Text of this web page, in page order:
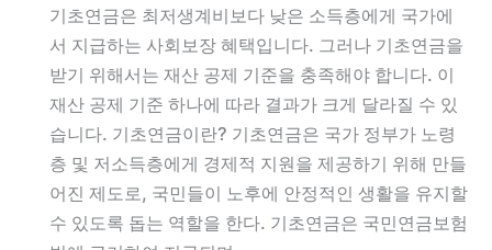
기초연금은 최저생계비보다 낮은 소득층에게 국가에
서 지급하는 사회보장 혜택입니다. 그러나 기초연금을
받기 위해서는 재산 공제 기준을 충족해야 합니다. 이
재산 공제 기준 하나에 따라 결과가 크게 달라질 수 있
습니다. 기초연금이란? 기초연금은 국가 정부가 노령
층 및 저소득층에게 경제적 지원을 제공하기 위해 만들
어진 제도로, 국민들이 노후에 안정적인 생활을 유지할
수 있도록 돕는 역할을 한다. 기초연금은 국민연금보험